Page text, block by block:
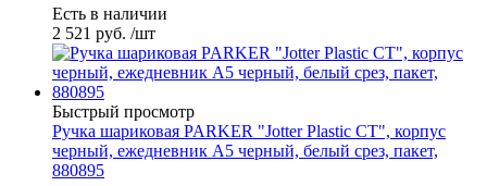
Есть в наличии
2 521 руб. /шт
Быстрый просмотр
Ручка шариковая PARKER "Jotter Plastic CT", корпус
черный, ежедневник А5 черный, белый срез, пакет,
880895